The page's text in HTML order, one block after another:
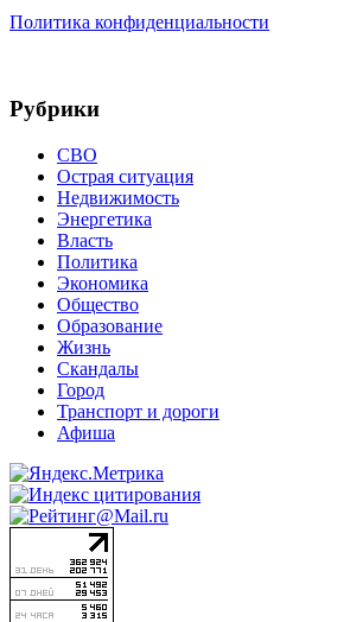
Политика конфиденциальности
Рубрики
СВО
Острая ситуация
Недвижимость
Энергетика
Власть
Политика
Экономика
Общество
Образование
Жизнь
Скандалы
Город
Транспорт и дороги
Афиша